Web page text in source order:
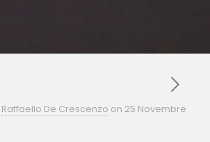
Raffaello De Crescenzo on 25 Novembre